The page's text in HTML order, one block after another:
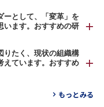
管理）
内容の研修をご用意し
の仕事（２日間）」を
の利益を最優先とし
執行を心がけなければ
績拡大」「新しいこ
営のポイントと「投資
ーとして、「変革」を
います。おすすめの研
増やさず今のメンバー
めします。
で変化する現代にお
」が求められていま
りたく、現状の組織構
えています。おすすめ
り研修～ＯＯＤＡルー
もっとみる